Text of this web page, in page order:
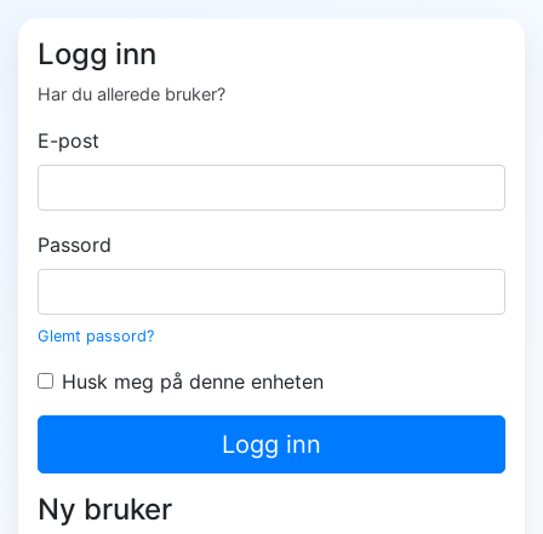
Logg inn
Har du allerede bruker?
E-post
Passord
Glemt passord?
Husk meg på denne enheten
Logg inn
Ny bruker